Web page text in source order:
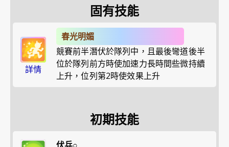
固有技能
詳情
春光明媚
競賽前半潛伏於隊列中，且最後彎道後半
位於隊列前方時使加速力長時間些微持續
上升，位列第2時使效果上升
初期技能